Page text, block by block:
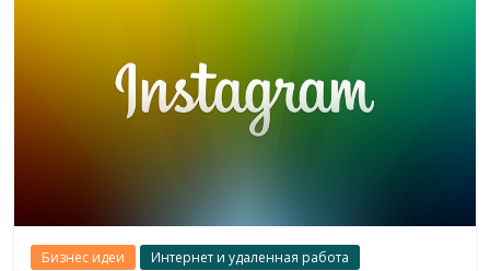
Бизнес идеи Интернет и удаленная работа